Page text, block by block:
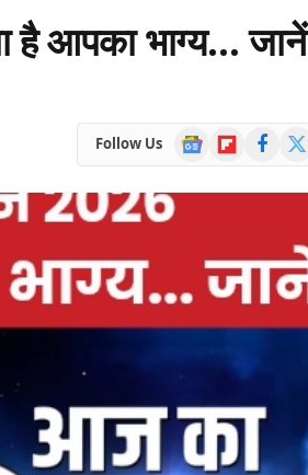
आपका भाग्य… जानें
Follow Us
Google
News
FlipboardFacebook